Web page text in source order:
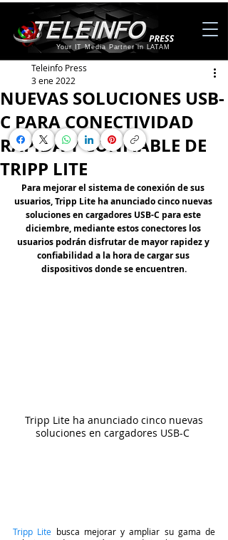
Your IT Media Partner in LATAM
NUEVAS SOLUCIONES USB-
C PARA CONECTIVIDAD
RÁPIDA Y CONFIABLE DE
TRIPP LITE
Teleinfo Press
3 ene 2022
Para mejorar el sistema de conexión de sus
usuarios, Tripp Lite ha anunciado cinco nuevas
soluciones en cargadores USB-C para este
diciembre, mediante estos conectores los
usuarios podrán disfrutar de mayor rapidez y
confiabilidad a la hora de cargar sus
dispositivos donde se encuentren.
soluciones en cargadores USB-C
Tripp Lite busca mejorar y ampliar su gama de